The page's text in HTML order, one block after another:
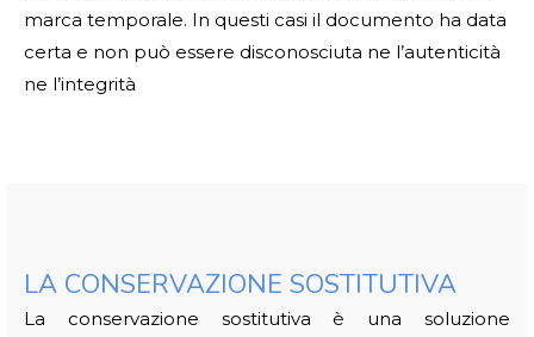
marca temporale. In questi casi il documento ha data
certa e non può essere disconosciuta ne l’autenticità
ne l’integrità
LA CONSERVAZIONE SOSTITUTIVA
La conservazione sostitutiva è una soluzione